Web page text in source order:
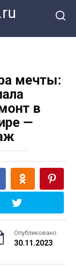
мечты:
в
—
Опубликовано
30.11.2023